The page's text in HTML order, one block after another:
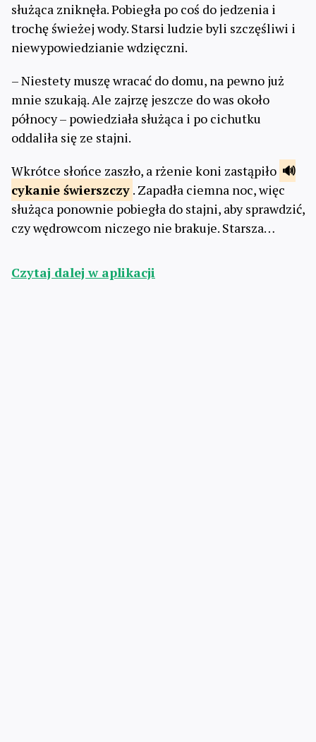
służąca zniknęła. Pobiegła po coś do jedzenia i
trochę świeżej wody. Starsi ludzie byli szczęśliwi i
niewypowiedzianie wdzięczni.
– Niestety muszę wracać do domu, na pewno już
mnie szukają. Ale zajrzę jeszcze do was około
północy – powiedziała służąca i po cichutku
oddaliła się ze stajni.
Wkrótce słońce zaszło, a rżenie koni zastąpiło
cykanie świerszczy . Zapadła ciemna noc, więc
służąca ponownie pobiegła do stajni, aby sprawdzić,
czy wędrowcom niczego nie brakuje. Starsza…
Czytaj dalej w aplikacji